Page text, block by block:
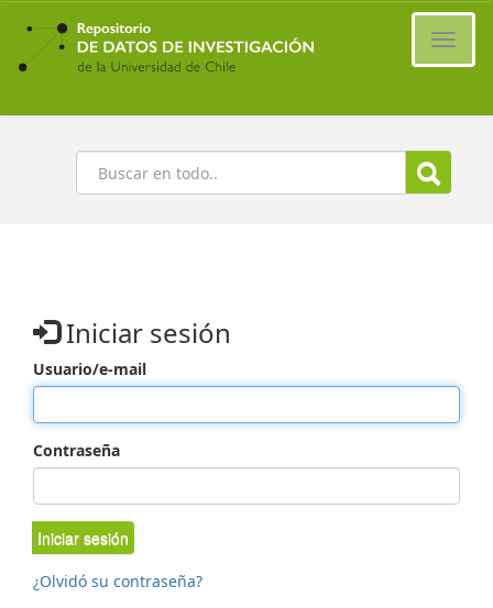
Ir
contenido
principal
Buscar
Iniciar sesión
Usuario/e-mail
Contraseña
Iniciar sesión
¿Olvidó su contraseña?